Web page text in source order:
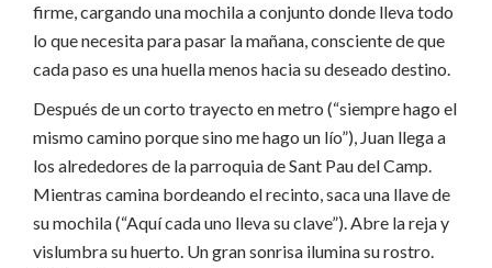
firme, cargando una mochila a conjunto donde lleva todo
lo que necesita para pasar la mañana, consciente de que
cada paso es una huella menos hacia su deseado destino.
Después de un corto trayecto en metro (“siempre hago el
mismo camino porque sino me hago un lío”), Juan llega a
los alrededores de la parroquia de Sant Pau del Camp.
Mientras camina bordeando el recinto, saca una llave de
su mochila (“Aquí cada uno lleva su clave”). Abre la reja y
vislumbra su huerto. Un gran sonrisa ilumina su rostro.